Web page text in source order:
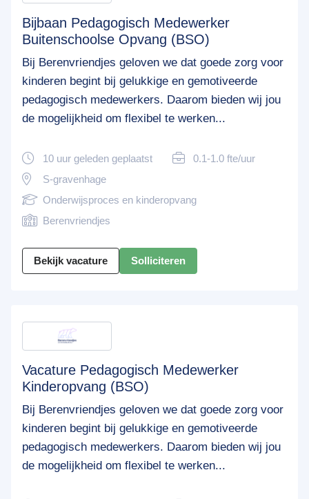
Bijbaan Pedagogisch Medewerker
Buitenschoolse Opvang (BSO)
Bij Berenvriendjes geloven we dat goede zorg voor
kinderen begint bij gelukkige en gemotiveerde
pedagogisch medewerkers. Daarom bieden wij jou
de mogelijkheid om flexibel te werken...
10 uur geleden geplaatst
0.1-1.0 fte/uur
S-gravenhage
Onderwijsproces en kinderopvang
Berenvriendjes
Bekijk vacature Solliciteren
Vacature Pedagogisch Medewerker
Kinderopvang (BSO)
Bij Berenvriendjes geloven we dat goede zorg voor
kinderen begint bij gelukkige en gemotiveerde
pedagogisch medewerkers. Daarom bieden wij jou
de mogelijkheid om flexibel te werken...